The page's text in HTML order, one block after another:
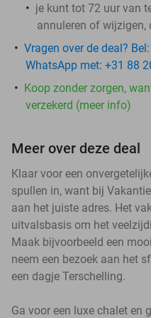
je kunt tot 72 uur van
annuleren of
Vragen over de deal?
WhatsApp met: +31 88
Koop zonder zorgen,
verzekerd (meer info)
Meer over deze deal
Klaar voor een
spullen in, want bij
aan het juiste adres. Het
uitvalsbasis om het
Maak bijvoorbeeld een
neem een bezoek aan het
een dagje Terschelling.
Ga voor een luxe chalet en